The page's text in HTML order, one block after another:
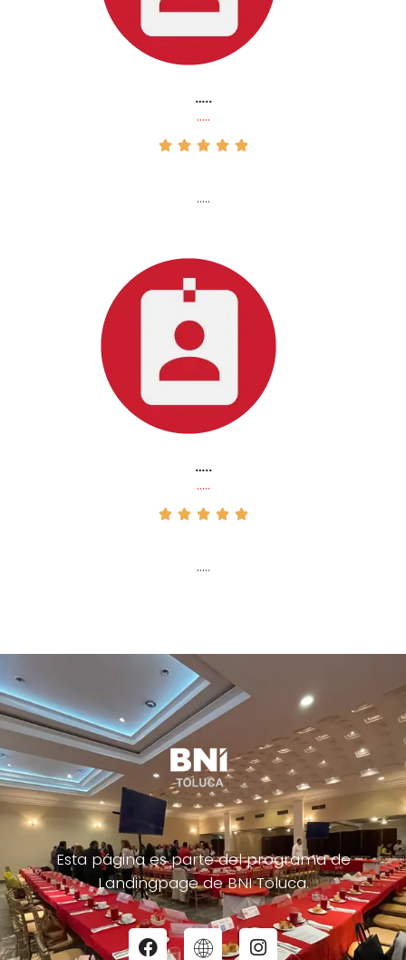
…..
…..
    
…..
…..
…..
    
…..
Esta página es parte del programa de
Landingpage de BNI Toluca.